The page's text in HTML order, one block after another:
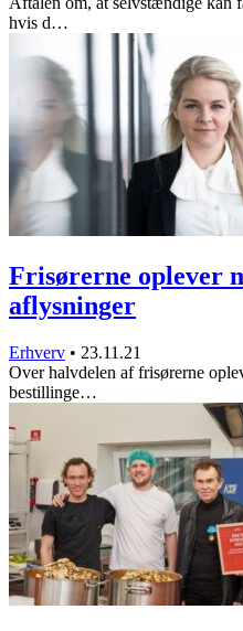
hvis d…
Frisørerne oplever
aflysninger
Erhverv • 23.11.21
Over halvdelen af frisørerne
bestillinge…